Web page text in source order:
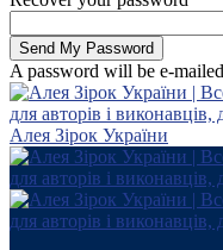
A password will be e-
Алея Зірок України